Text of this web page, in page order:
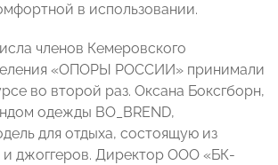
в использовании.
членов Кемеровского
«ОПОРЫ РОССИИ» принимали
во второй раз. Оксана Боксгборн,
одежды BO_BREND,
для отдыха, состоящую из
и джоггеров. Директор ООО «БК-